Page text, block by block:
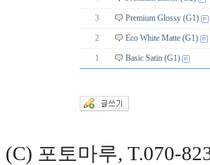
3 Premium Glossy (G1)
2 Eco White Matte (G1)
1 Basic Satin (G1)
(C) 포토마루, T.070-